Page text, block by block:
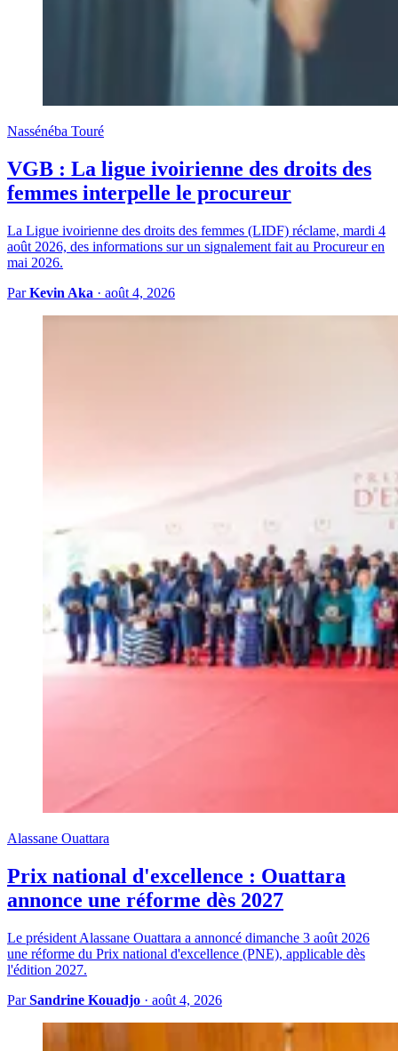
Nassénéba Touré
VGB : La ligue ivoirienne des droits des
femmes interpelle le procureur
La Ligue ivoirienne des droits des femmes (LIDF) réclame, mardi 4
août 2026, des informations sur un signalement fait au Procureur en
mai 2026.
ParKevin Aka · août 4, 2026
Alassane Ouattara
Prix national d'excellence : Ouattara
annonce une réforme dès 2027
Le président Alassane Ouattara a annoncé dimanche 3 août 2026
une réforme du Prix national d'excellence (PNE), applicable dès
l'édition 2027.
ParSandrine Kouadjo · août 4, 2026